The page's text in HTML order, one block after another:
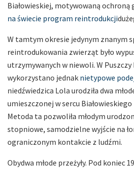
Białowieskiej, motywowaną ochroną
na świecie program reintrodukcji
W tamtym okresie jedynym znanym
reintrodukowania zwierząt było
utrzymywanych w niewoli. W Puszczy
wykorzystano jednak nietypowe
niedźwiedzica Lola urodziła dwa
umieszczonej w sercu
Metoda ta pozwoliła młodym
stopniowe, samodzielne wyjście na
ograniczonym kontakcie z ludźmi.
Obydwa młode przeżyły. Pod koniec